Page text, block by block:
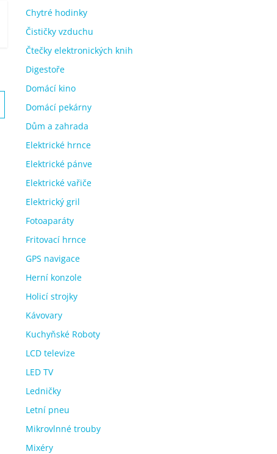
Chytré hodinky
Čističky vzduchu
Čtečky elektronických knih
Digestoře
Domácí kino
Domácí pekárny
Dům a zahrada
Elektrické hrnce
Elektrické pánve
Elektrické vařiče
Elektrický gril
Fotoaparáty
Fritovací hrnce
GPS navigace
Herní konzole
Holicí strojky
Kávovary
Kuchyňské Roboty
LCD televize
LED TV
Ledničky
Letní pneu
Mikrovlnné trouby
Mixéry